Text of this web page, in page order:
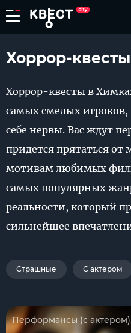
Хоррор-
Хоррор-квесты в
самых смелых
себе нервы. Вас ждут
придется прятаться
мотивам любимых
самых популярных
реальности, который
сильнейшее
Страшные С актером
Перформансы (с актером),